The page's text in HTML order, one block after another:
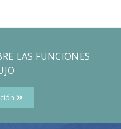
LAS FUNCIONES